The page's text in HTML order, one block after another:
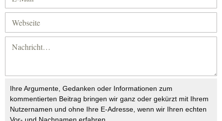
Ihre Argumente, Gedanken oder Informationen zum
kommentierten Beitrag bringen wir ganz oder gekürzt mit Ihrem
Nutzernamen und ohne Ihre E-Adresse, wenn wir Ihren echten